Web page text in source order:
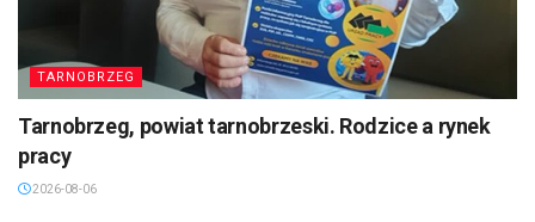
TARNOBRZEG
Tarnobrzeg, powiat tarnobrzeski. Rodzice a rynek
pracy
2026-08-06